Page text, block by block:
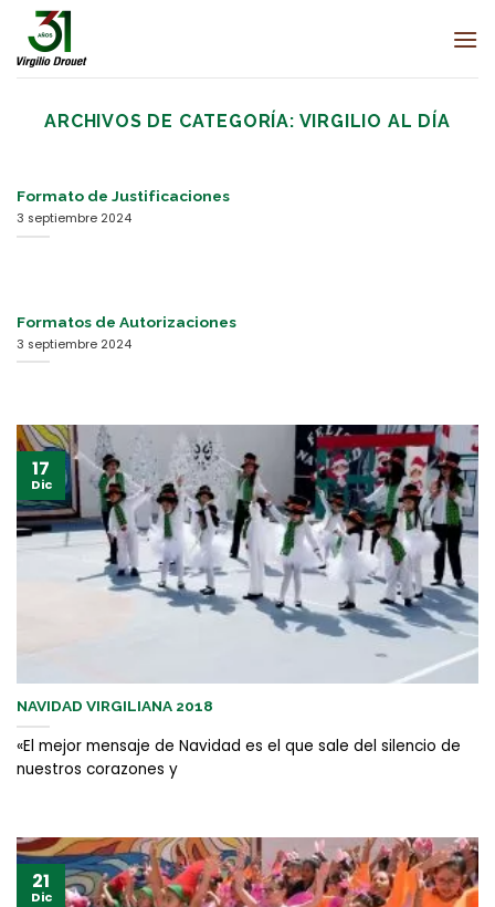
Saltar
contenido
ARCHIVOS DE CATEGORÍA: VIRGILIO AL DÍA
Formato de Justificaciones
3 septiembre 2024
Formatos de Autorizaciones
3 septiembre 2024
NAVIDAD VIRGILIANA 2018
«El mejor mensaje de Navidad es el que sale del silencio de
nuestros corazones y
17
Dic
21
Dic